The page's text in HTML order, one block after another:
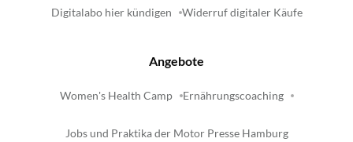
Digitalabo hier kündigen Widerruf digitaler Käufe
Angebote
Women's Health Camp Ernährungscoaching
Jobs und Praktika der Motor Presse Hamburg